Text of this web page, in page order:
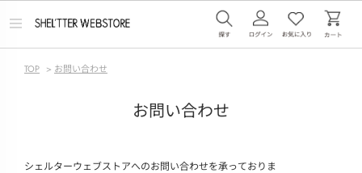
メ
TOP > お問い合わせ
お問い合わせ
シェルターウェブストアへのお問い合わせを承っておりま